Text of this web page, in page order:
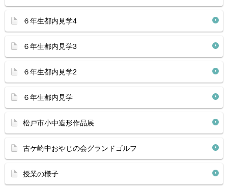
６年生都内見学4
６年生都内見学3
６年生都内見学2
６年生都内見学
松戸市小中造形作品展
古ケ崎中おやじの会グランドゴルフ
授業の様子